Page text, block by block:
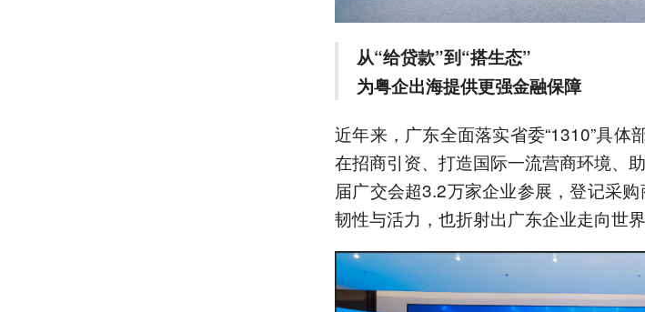
从“给贷款”到“搭生态”
为粤企出海提供更强金融保障
近年来，广东全面落实省委“1310”具体
在招商引资、打造国际一流营商环境、
届广交会超3.2万家企业参展，登记采
韧性与活力，也折射出广东企业走向世界